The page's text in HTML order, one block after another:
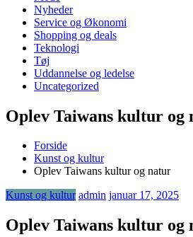
Nyheder
Service og Økonomi
Shopping og deals
Teknologi
Tøj
Uddannelse og ledelse
Uncategorized
Oplev Taiwans kultur og
Forside
Kunst og kultur
Oplev Taiwans kultur og natur
Kunst og kultur admin januar 17, 2025
Oplev Taiwans kultur og